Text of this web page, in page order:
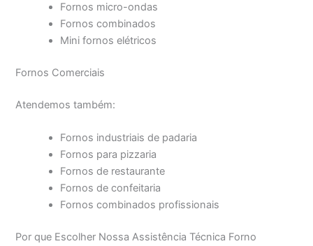
Fornos micro-ondas
Fornos combinados
Mini fornos elétricos
Fornos Comerciais
Atendemos também:
Fornos industriais de padaria
Fornos para pizzaria
Fornos de restaurante
Fornos de confeitaria
Fornos combinados profissionais
Por que Escolher Nossa Assistência Técnica Forno